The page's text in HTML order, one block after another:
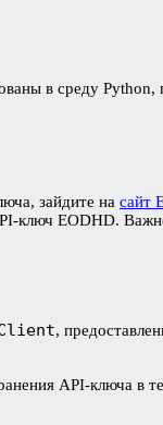
в среду
зайдите на сайт
ключ EODHD.
,
API-ключа в